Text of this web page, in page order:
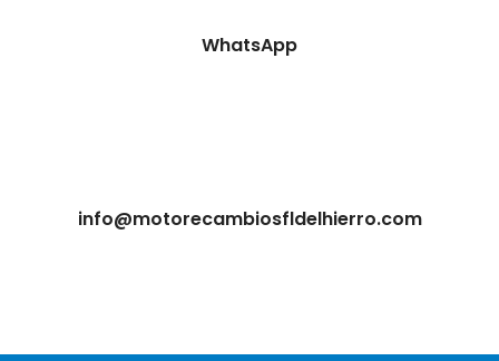
WhatsApp
info@motorecambiosfldelhierro.com